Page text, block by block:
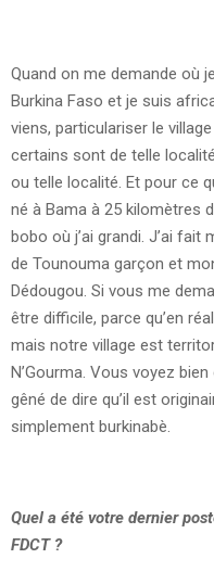
Quand on me demande où
Burkina Faso et je suis
viens, particulariser le
certains sont de telle
ou telle localité. Et pour ce
né à Bama à 25 kilomètres
bobo où j’ai grandi. J’ai
de Tounouma garçon et
Dédougou. Si vous me
être difficile, parce qu’en
mais notre village est
N’Gourma. Vous voyez
gêné de dire qu’il est
simplement burkinabè.
Quel a été votre dernier
FDCT ?